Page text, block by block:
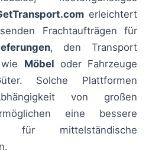
erleichtert
Frachtaufträgen für
, den Transport
Möbel oder Fahrzeuge
Solche Plattformen
von großen
eine bessere
für mittelständische